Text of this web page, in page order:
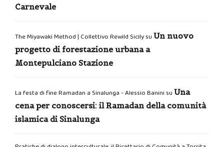
Carnevale
The Miyawaki Method | Collettivo Rewild Sicilysu Un nuovo
progetto di forestazione urbana a
Montepulciano Stazione
La festa di fine Ramadan a Sinalunga - Alessio Banini su Una
cena per conoscersi: il Ramadan della comunità
islamica di Sinalunga